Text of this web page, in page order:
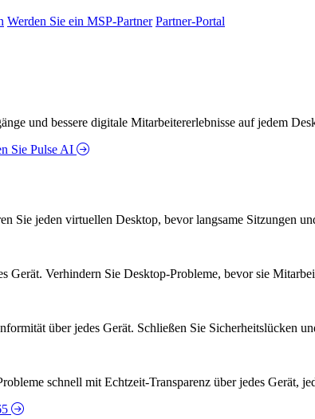
Werden Sie ein MSP-Partner Partner-Portal
und bessere digitale Mitarbeitererlebnisse auf jedem
Sie Pulse AI
Sie jeden virtuellen Desktop, bevor langsame Sitzungen
Gerät. Verhindern Sie Desktop-Probleme, bevor sie
über jedes Gerät. Schließen Sie Sicherheitslücken
schnell mit Echtzeit-Transparenz über jedes